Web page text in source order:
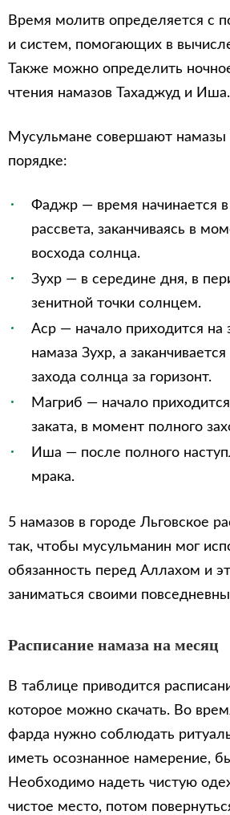
Время молитв определяется с
и систем, помогающих в
Также можно определить
чтения намазов Тахаджуд и Иша.
Мусульмане совершают
порядке:
Фаджр — время начинается
рассвета, заканчиваясь в
восхода солнца.
Зухр — в середине дня, в
зенитной точки солнцем.
Аср — начало приходится на
намаза Зухр, а
захода солнца за горизонт.
Магриб — начало
заката, в момент полного
Иша — после полного
мрака.
5 намазов в городе Льговское
так, чтобы мусульманин мог
обязанность перед Аллахом и
заниматься своими
Расписание намаза на месяц
В таблице приводится
которое можно скачать. Во
фарда нужно соблюдать
иметь осознанное намерение,
Необходимо надеть чистую
чистое место, потом